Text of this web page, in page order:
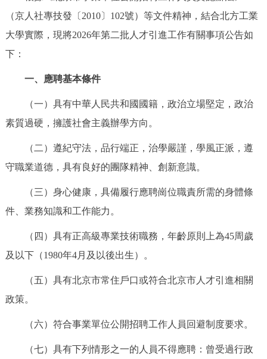
回到頂部
（京人社專技發〔2010〕102號）等文件精神，結合北方工業
大學實際，現將2026年第二批人才引進工作有關事項公告如
下：
一、應聘基本條件
（一）具有中華人民共和國國籍，政治立場堅定，政治
素質過硬，擁護社會主義辦學方向。
（二）遵紀守法，品行端正，治學嚴謹，學風正派，遵
守職業道德，具有良好的團隊精神、創新意識。
（三）身心健康，具備履行應聘崗位職責所需的身體條
件、業務知識和工作能力。
（四）具有正高級專業技術職務，年齡原則上為45周歲
及以下（1980年4月及以後出生）。
（五）具有北京市常住戶口或符合北京市人才引進相關
政策。
（六）符合事業單位公開招聘工作人員回避制度要求。
（七）具有下列情形之一的人員不得應聘：曾受過行政